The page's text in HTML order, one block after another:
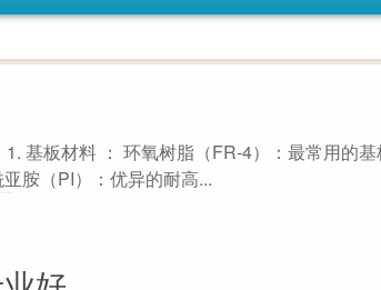
基板材料 ： 环氧树脂（FR-4）：最常用的
胺（PI）：优异的耐高...